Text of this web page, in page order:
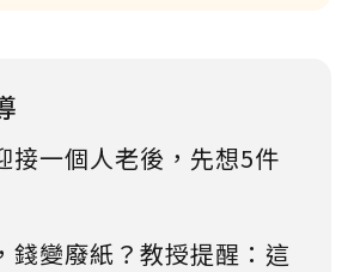
接一個人老後，先想5件
錢變廢紙？教授提醒：這